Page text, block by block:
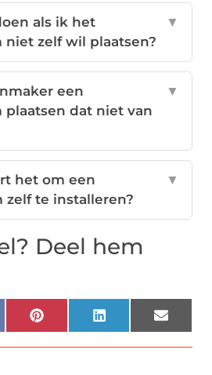
als ik het
niet zelf wil plaatsen?
▼
een
plaatsen dat niet van
▼
het om een
zelf te installeren?
▼
Deel hem
PinterestLinkedInEmail